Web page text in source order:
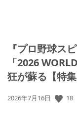
『プロ野球ス
「2026
狂が蘇る【特集
公
2026年7月16日 18